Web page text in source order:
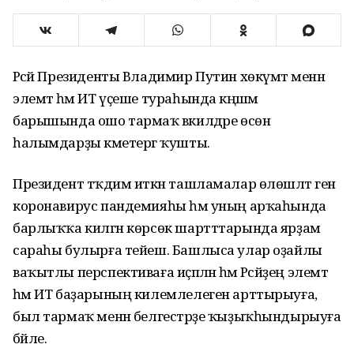
Рәсәй Президенты Владимир Путин хөкүмәт менән
элемтә һәм ИТ үҫеше тураһында кәңәшмә
барышында ошо тармаҡ вәкилдәре өсөн
һалымдарҙы кәметергә ҡушты.
Президент тәҡдим иткән ташламалар өлөшләтә генә
коронавирус пандемияһы һәм уның арҡаһында
барлыҡҡа килгән көрсөк шартттарында ярҙам
сараһы булырға тейеш. Башлыса улар оҙайлы
ваҡытлы перспективаға иҫәпләнә һәм Рәсәйҙең элемтә
һәм ИТ баҙарының килемлелеген арттырыуға,
был тармаҡ менән белгестәрҙе ҡыҙыҡһындырыуға
бәйле.